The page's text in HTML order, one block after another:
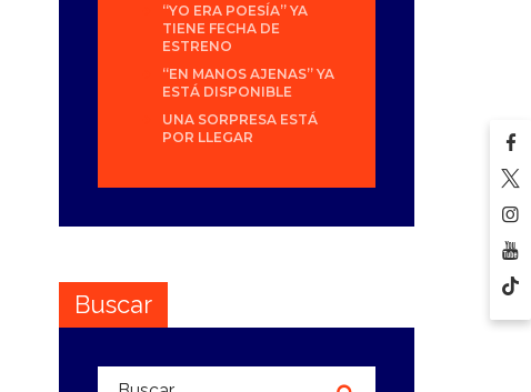
“YO ERA POESÍA” YA
TIENE FECHA DE
ESTRENO
“EN MANOS AJENAS” YA
ESTÁ DISPONIBLE
UNA SORPRESA ESTÁ
POR LLEGAR
Buscar
Buscar: